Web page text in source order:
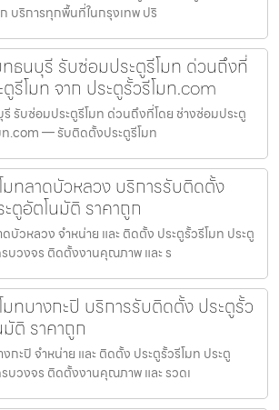
บริการทุกพื้นที่ในกรุงเทพ ปริ
ธนบุรี รับซ่อมประตูรีโมท ด่วนถึงที่
รีโมท จาก ประตูรั้วรีโมท.com
รับซ่อมประตูรีโมท ด่วนถึงที่โดย ช่างซ่อมประตู
ท.com — รับติดตั้งประตูรีโมท
ทลาดบัวหลวง บริการรับติดตั้ง
ตูอัตโนมัติ ราคาถูก
บัวหลวง จำหน่าย และ ติดตั้ง ประตูรั้วรีโมท ประตู
บวงจร ติดตั้งงานคุณภาพ และ ร
ทบางกะปิ บริการรับติดตั้ง ประตูรั้ว
ติ ราคาถูก
กะปิ จำหน่าย และ ติดตั้ง ประตูรั้วรีโมท ประตู
บวงจร ติดตั้งงานคุณภาพ และ รวดเ